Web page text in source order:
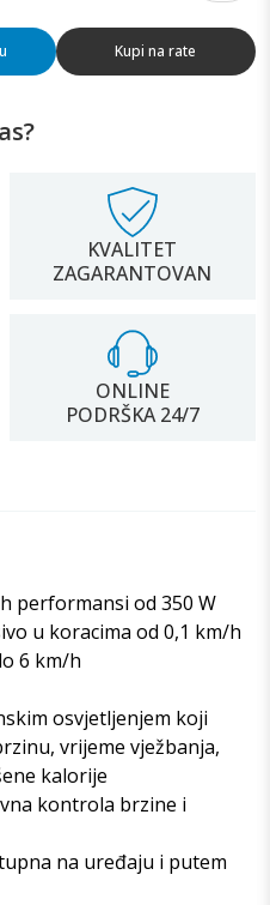
Kupi na rate
KVALITET
ZAGARANTOVAN
ONLINE
PODRŠKA 24/7
performansi od 350 W
u koracima od 0,1 km/h
6 km/h
osvjetljenjem koji
vrijeme vježbanja,
kalorije
kontrola brzine i
na uređaju i putem